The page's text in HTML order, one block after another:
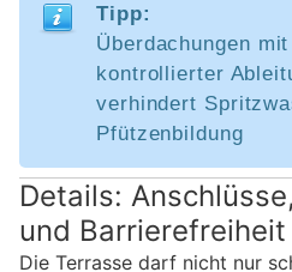
Tipp:
Überdachungen
kontrollierter
verhindert
Pfützenbildung
Details:
und Barrierefreiheit
Die Terrasse darf nicht nur